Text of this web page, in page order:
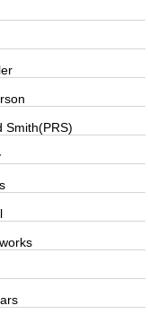
Smith(PRS)